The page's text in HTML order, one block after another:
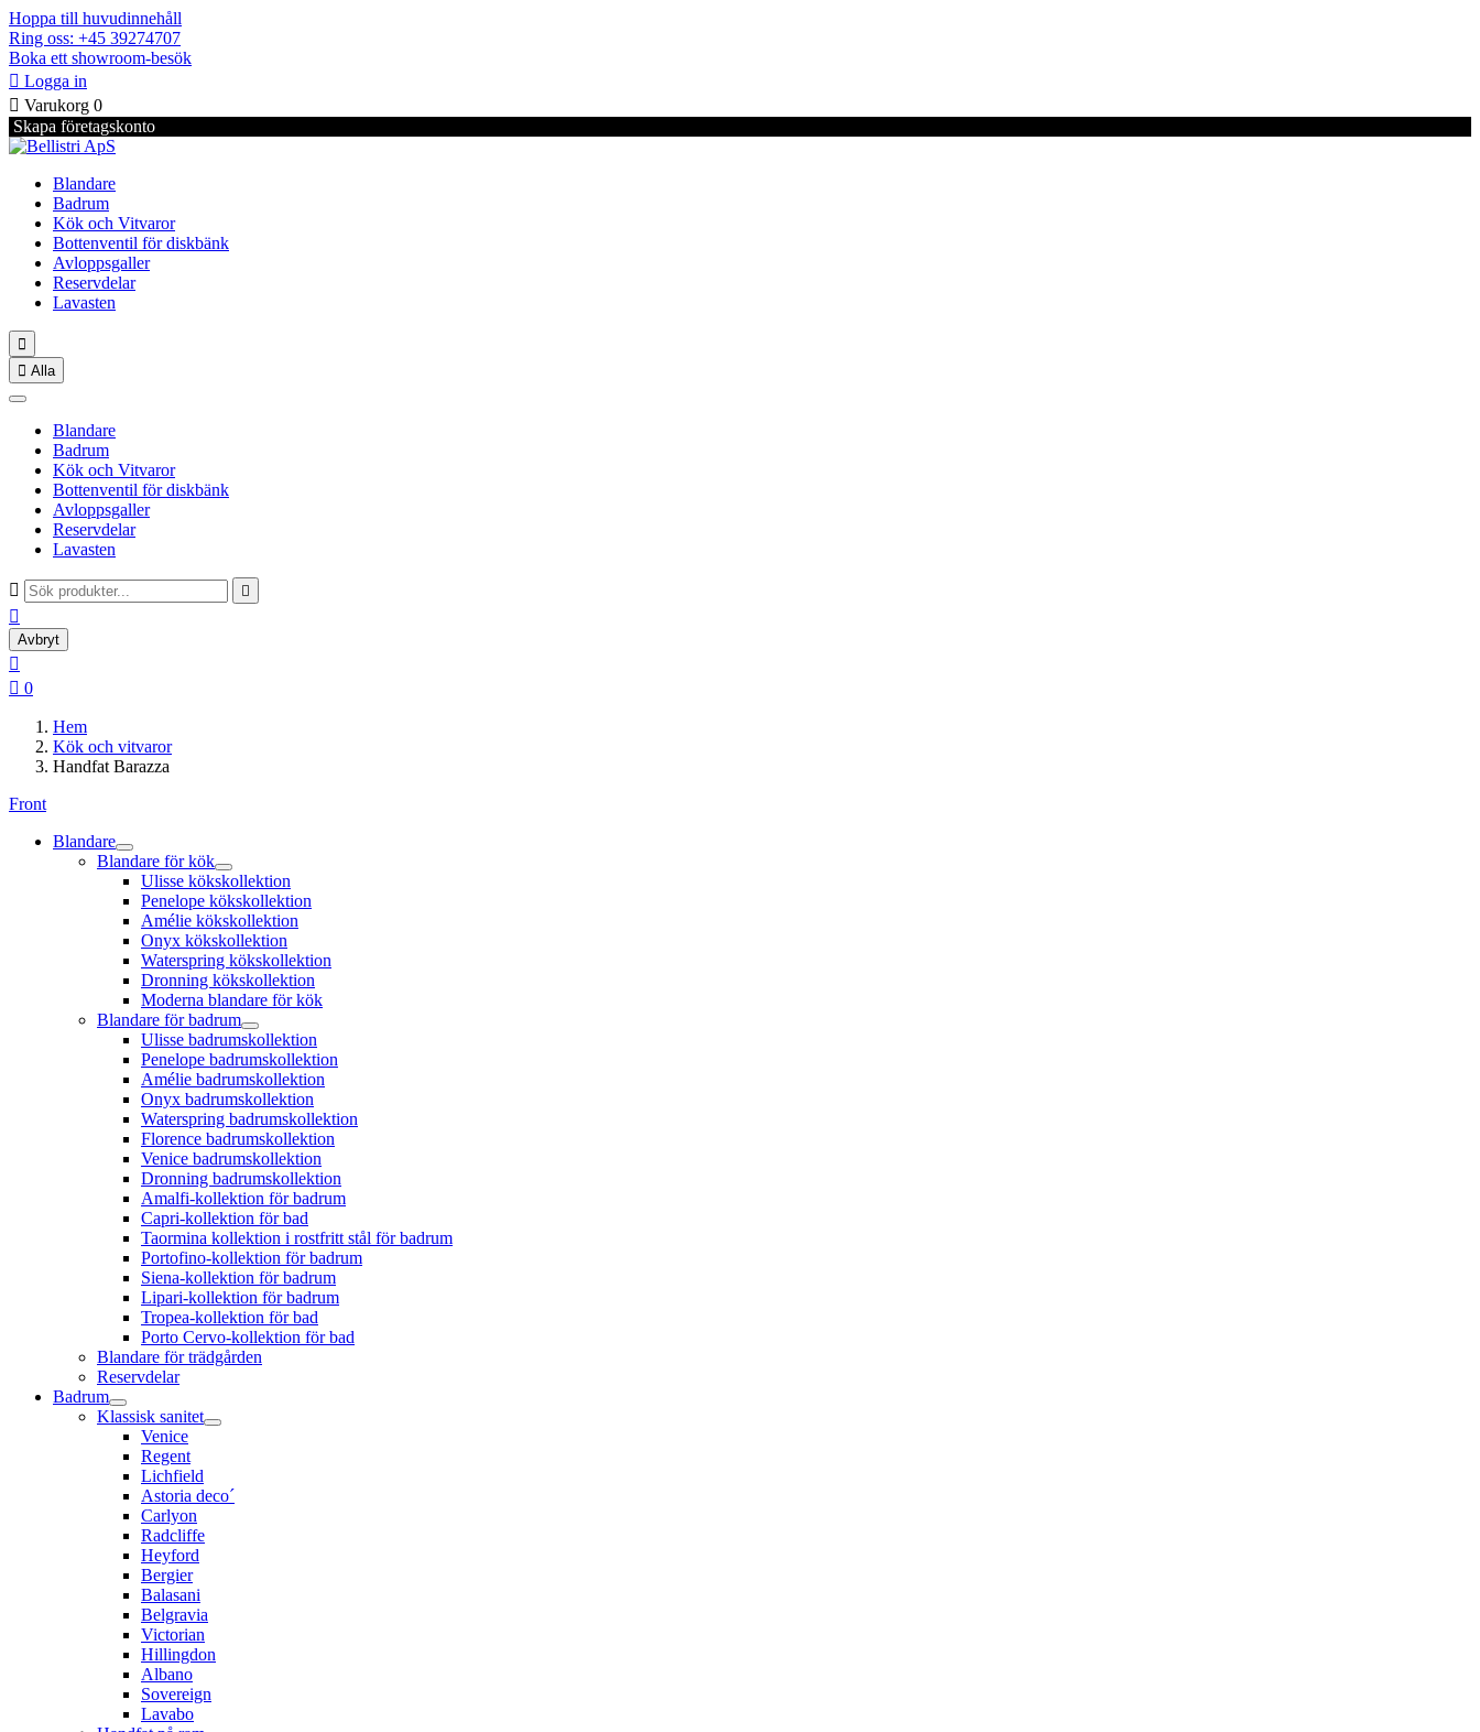
Hoppa till huvudinnehåll
Ring oss: +45 39274707
Boka ett showroom-besök
 Logga in
 Varukorg 0
Skapa företagskonto
Blandare
Badrum
Kök och Vitvaror
Bottenventil för diskbänk
Avloppsgaller
Reservdelar
Lavasten

 Alla
Blandare
Badrum
Kök och Vitvaror
Bottenventil för diskbänk
Avloppsgaller
Reservdelar
Lavasten
 

Avbryt

 0
Hem
Kök och vitvaror
Handfat Barazza
Front
Blandare
Blandare för kök
Ulisse kökskollektion
Penelope kökskollektion
Amélie kökskollektion
Onyx kökskollektion
Waterspring kökskollektion
Dronning kökskollektion
Moderna blandare för kök
Blandare för badrum
Ulisse badrumskollektion
Penelope badrumskollektion
Amélie badrumskollektion
Onyx badrumskollektion
Waterspring badrumskollektion
Florence badrumskollektion
Venice badrumskollektion
Dronning badrumskollektion
Amalfi-kollektion för badrum
Capri-kollektion för bad
Taormina kollektion i rostfritt stål för badrum
Portofino-kollektion för badrum
Siena-kollektion för badrum
Lipari-kollektion för badrum
Tropea-kollektion för bad
Porto Cervo-kollektion för bad
Blandare för trädgården
Reservdelar
Badrum
Klassisk sanitet
Venice
Regent
Lichfield
Astoria deco´
Carlyon
Radcliffe
Heyford
Bergier
Balasani
Belgravia
Victorian
Hillingdon
Albano
Sovereign
Lavabo